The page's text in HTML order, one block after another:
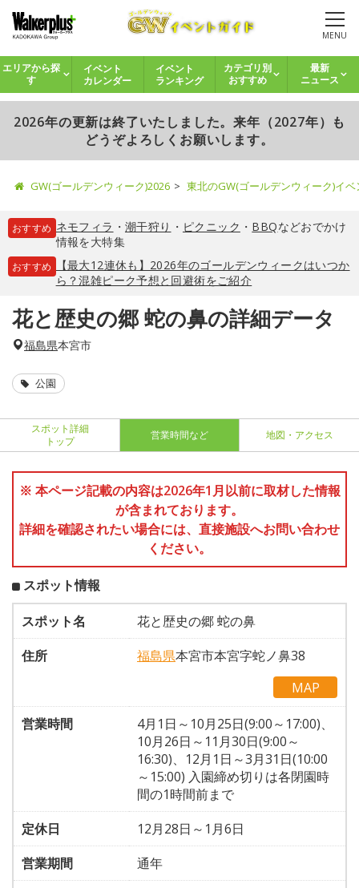
MENU
エリアから探
す
イベント
カレンダー
イベント
ランキング
カテゴリ別
おすすめ
最新
ニュース
2026年の更新は終了いたしました。来年（2027年）も
どうぞよろしくお願いします。
GW(ゴールデンウィーク)2026 東北のGW(ゴールデンウィーク)イ
おすすめ ネモフィラ ・ 潮干狩り ・ ピクニック ・ BBQなどおでかけ
情報を大特集
おすすめ
【最大12連休も】2026年のゴールデンウィークはいつか
ら？混雑ピーク予想と回避術をご紹介
花と歴史の郷 蛇の鼻の詳細データ
福島県本宮市
公園
スポット詳細
トップ
営業時間など 地図・アクセス
※ 本ページ記載の内容は2026年1月以前に取材した情報
が含まれております。
詳細を確認されたい場合には、直接施設へお問い合わせ
ください。
スポット情報
スポット名
花と歴史の郷 蛇の鼻
住所
福島県本宮市本宮字蛇ノ鼻38
MAP
営業時間
4月1日～10月25日(9:00～17:00)、
10月26日～11月30日(9:00～
16:30)、12月1日～3月31日(10:00
～15:00) 入園締め切りは各閉園時
間の1時間前まで
定休日
12月28日～1月6日
営業期間
通年